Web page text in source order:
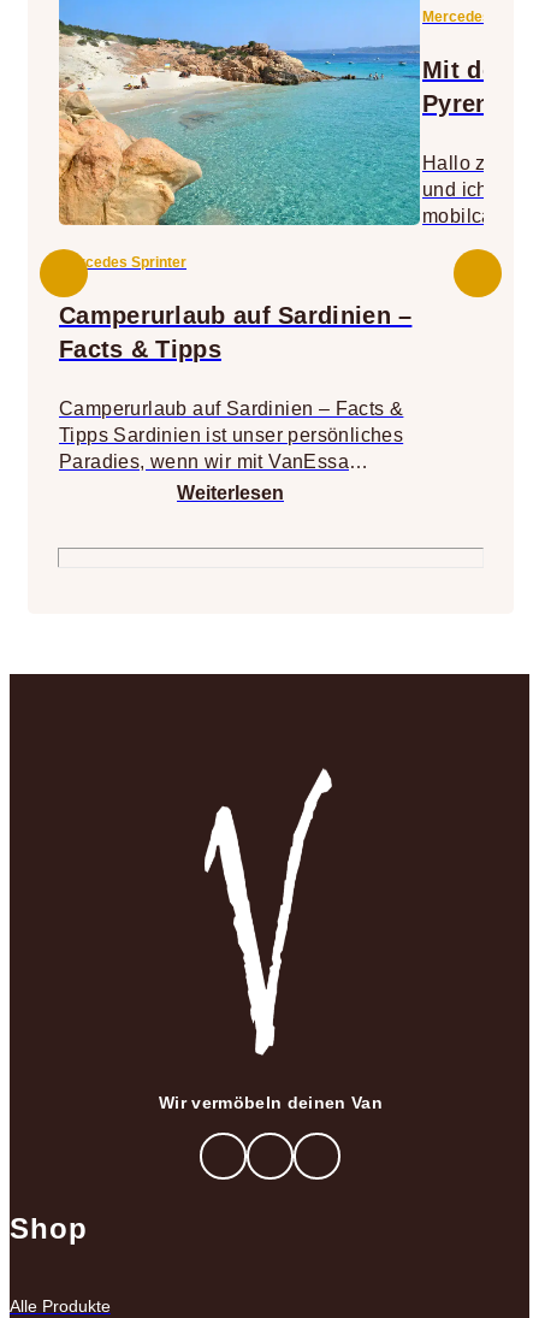
Mercedes Sprinter
Camperurlaub auf Sardinien –
Facts & Tipps
Camperurlaub auf Sardinien – Facts &
Tipps Sardinien ist unser persönliches
Paradies, wenn wir mit VanEssa
unterwegs sind. Atemberaubende
es sehr viele Panoramapunkte und tolle
Weiterlesen
Mercedes
Mit dem
Pyrenäen
Hallo
und ich bin
da ich den
zum
Wir vermöbeln deinen Van
Shop
Alle Produkte